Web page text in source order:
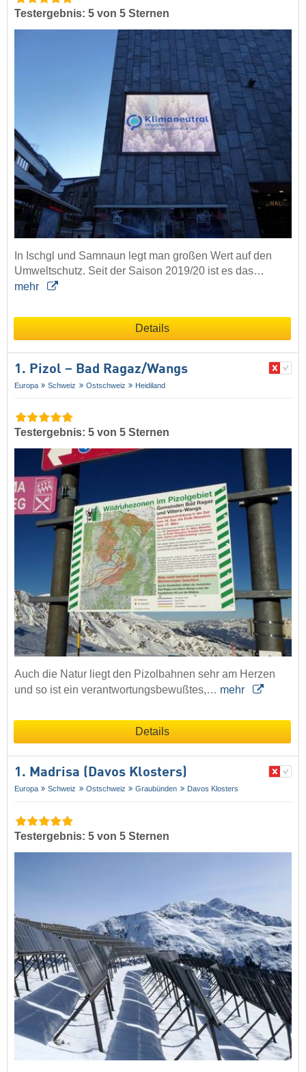
Testergebnis: 5 von 5 Sternen
In Ischgl und Samnaun legt man großen Wert auf den
Umweltschutz. Seit der Saison 2019/20 ist es das…
mehr
Details
1. Pizol – Bad Ragaz/​Wangs
Europa Schweiz Ostschweiz Heidiland
Testergebnis: 5 von 5 Sternen
Auch die Natur liegt den Pizolbahnen sehr am Herzen
und so ist ein verantwortungsbewußtes,… mehr
Details
1. Madrisa (Davos Klosters)
Europa Schweiz Ostschweiz Graubünden Davos Klosters
Testergebnis: 5 von 5 Sternen